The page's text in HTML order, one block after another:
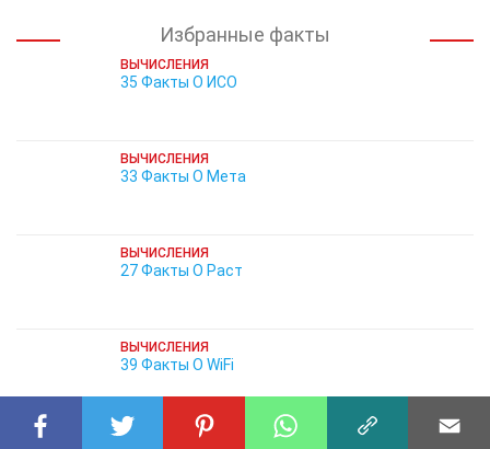
Избранные факты
ВЫЧИСЛЕНИЯ
35 Факты О ИСО
ВЫЧИСЛЕНИЯ
33 Факты О Мета
ВЫЧИСЛЕНИЯ
27 Факты О Раст
ВЫЧИСЛЕНИЯ
39 Факты О WiFi
ВЫЧИСЛЕНИЯ